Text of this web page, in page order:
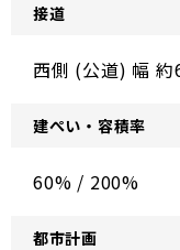
接道
西側 (公道) 幅
建ぺい・容積率
60% / 200%
都市計画